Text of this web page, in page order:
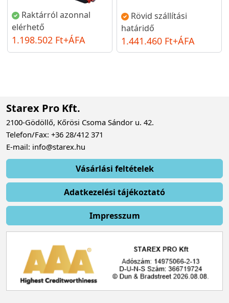
Raktárról azonnal
elérhető
1.198.502 Ft+ÁFA
Rövid szállítási
határidő
1.441.460 Ft+ÁFA
Starex Pro Kft.
2100-Gödöllő, Kőrösi Csoma Sándor u. 42.
Telefon/Fax: +36 28/412 371
E-mail: info@starex.hu
Vásárlási feltételek
Adatkezelési tájékoztató
Impresszum